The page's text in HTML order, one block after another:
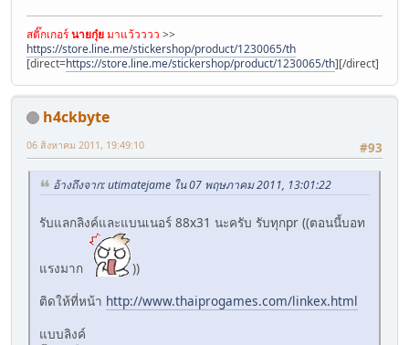
สติ๊กเกอร์นายกุ๋ยมาแว้วววว >>
https://store.line.me/stickershop/product/1230065/th
[direct=https://store.line.me/stickershop/product/1230065/th][/direct]
h4ckbyte
#93
06 สิงหาคม 2011, 19:49:10
อ้างถึงจาก: utimatejame ใน 07 พฤษภาคม 2011, 13:01:22
รับแลกลิงค์และแบนเนอร์ 88x31 นะครับ รับทุกpr ((ตอนนี้บอท
แรงมาก
))
ติดให้ที่หน้า http://www.thaiprogames.com/linkex.html
แบบลิงค์